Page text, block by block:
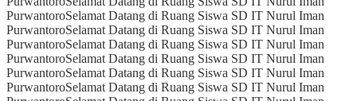
PurwantoroSelamat Datang di Ruang Siswa SD IT Nurul Iman
PurwantoroSelamat Datang di Ruang Siswa SD IT Nurul Iman
PurwantoroSelamat Datang di Ruang Siswa SD IT Nurul Iman
PurwantoroSelamat Datang di Ruang Siswa SD IT Nurul Iman
PurwantoroSelamat Datang di Ruang Siswa SD IT Nurul Iman
PurwantoroSelamat Datang di Ruang Siswa SD IT Nurul Iman